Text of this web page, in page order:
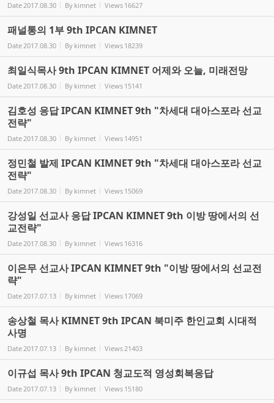
Date2017.08.30 By kimnet Views 16627
패널통의 1부 9th IPCAN KIMNET
Date2017.08.30 By kimnet Views 18239
최일식목사 9th IPCAN KIMNET 어제와 오늘, 미래전망
Date2017.08.30 By kimnet Views 15141
김호성 응답 IPCAN KIMNET 9th "차세대 대아스포라 선교
전략"
Date2017.08.30 By kimnet Views 14951
정민철 발제 IPCAN KIMNET 9th "차세대 대아스포라 선교
전략"
Date2017.08.30 By kimnet Views 15069
강성일 선교사 응답 IPCAN KIMNET 9th 이방 땅에서의 선
교전략"
Date2017.08.30 By kimnet Views 16316
이은무 선교사 IPCAN KIMNET 9th "이방 땅에서의 선교전
략"
Date2017.07.13 By kimnet Views 17069
송상철 목사 KIMNET 9th IPCAN 북미주 한인교회 시대적
사명
Date2017.07.13 By kimnet Views21403
이규섭 목사 9th IPCAN 청교도적 영성회복응답
Date2017.07.13 By kimnet Views 15180